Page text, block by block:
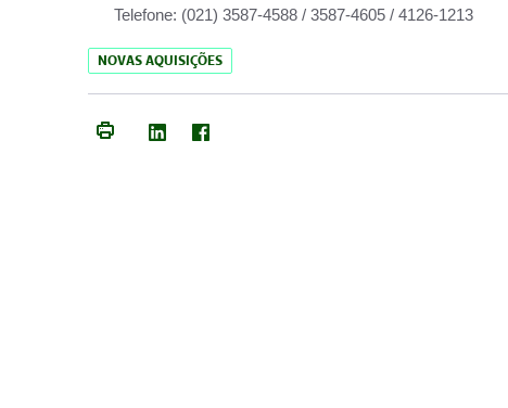
Telefone: (021) 3587-4588 / 3587-4605 / 4126-1213
NOVAS AQUISIÇÕES